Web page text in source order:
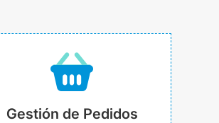
Gestión de Pedidos